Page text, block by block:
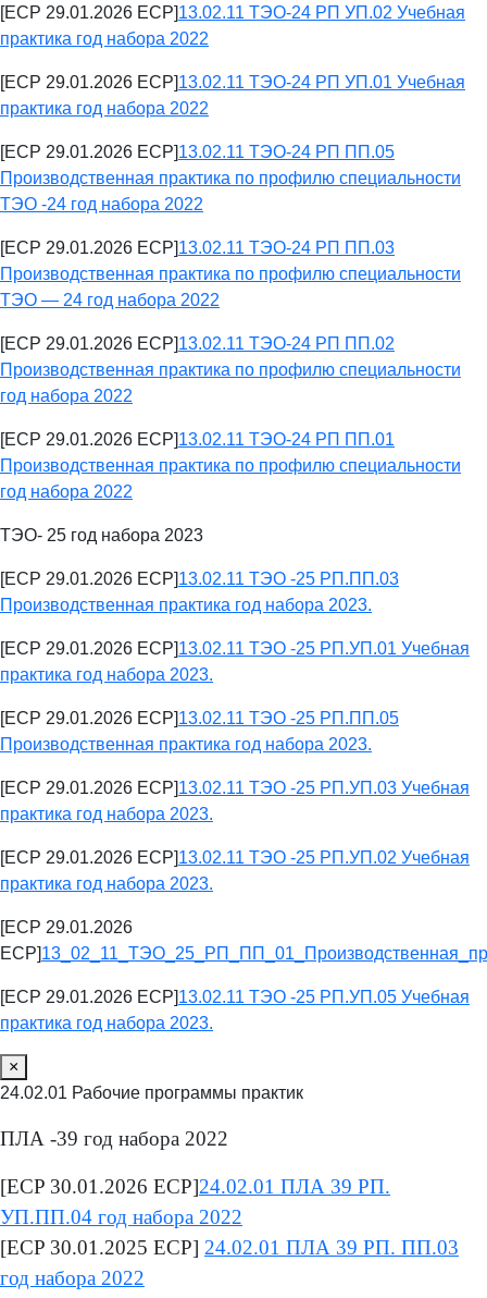
[ECP 29.01.2026 ECP]13.02.11 ТЭО-24 РП УП.02 Учебная
практика год набора 2022
[ECP 29.01.2026 ECP]13.02.11 ТЭО-24 РП УП.01 Учебная
практика год набора 2022
[ECP 29.01.2026 ECP]13.02.11 ТЭО-24 РП ПП.05
Производственная практика по профилю специальности
ТЭО -24 год набора 2022
[ECP 29.01.2026 ECP]13.02.11 ТЭО-24 РП ПП.03
Производственная практика по профилю специальности
ТЭО — 24 год набора 2022
[ECP 29.01.2026 ECP]13.02.11 ТЭО-24 РП ПП.02
Производственная практика по профилю специальности
год набора 2022
[ECP 29.01.2026 ECP]13.02.11 ТЭО-24 РП ПП.01
Производственная практика по профилю специальности
год набора 2022
ТЭО- 25 год набора 2023
[ECP 29.01.2026 ECP]13.02.11 ТЭО -25 РП.ПП.03
Производственная практика год набора 2023.
[ECP 29.01.2026 ECP]13.02.11 ТЭО -25 РП.УП.01 Учебная
практика год набора 2023.
[ECP 29.01.2026 ECP]13.02.11 ТЭО -25 РП.ПП.05
Производственная практика год набора 2023.
[ECP 29.01.2026 ECP]13.02.11 ТЭО -25 РП.УП.03 Учебная
практика год набора 2023.
[ECP 29.01.2026 ECP]13.02.11 ТЭО -25 РП.УП.02 Учебная
практика год набора 2023.
[ECP 29.01.2026
ECP]
[ECP 29.01.2026 ECP]13.02.11 ТЭО -25 РП.УП.05 Учебная
практика год набора 2023.
×
24.02.01 Рабочие программы практик
ПЛА -39 год набора 2022
[ECP 30.01.2026 ECP]24.02.01 ПЛА 39 РП.
УП.ПП.04 год набора 2022
[ECP 30.01.2025 ECP] 24.02.01 ПЛА 39 РП. ПП.03
год набора 2022